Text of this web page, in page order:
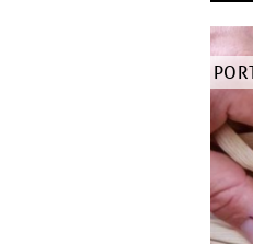
TYPE